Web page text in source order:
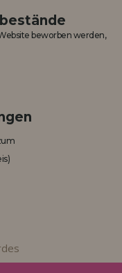
beworben werden,